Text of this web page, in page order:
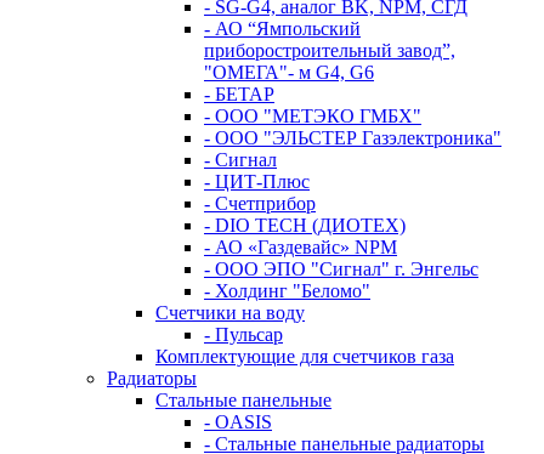
- SG-G4, аналог BK, NPM, СГД
- АО “Ямпольский
приборостроительный завод”,
"ОМЕГА"- м G4, G6
- БЕТАР
- ООО "МЕТЭКО ГМБХ"
- ООО "ЭЛЬСТЕР Газэлектроника"
- Сигнал
- ЦИТ-Плюс
- Счетприбор
- DIO TECH (ДИОТЕХ)
- АО «Газдевайс» NPM
- ООО ЭПО "Сигнал" г. Энгельс
- Холдинг "Беломо"
Счетчики на воду
- Пульсар
Комплектующие для счетчиков газа
Радиаторы
Стальные панельные
- OASIS
- Стальные панельные радиаторы